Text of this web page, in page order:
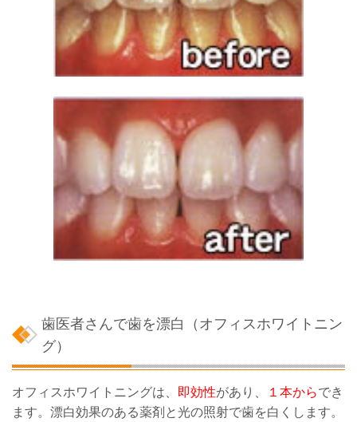
歯医者さんで歯を漂白（オフィスホワイトニン
グ）
オフィスホワイトニングは、 即効性があり、 １本からでき
ます。漂白効果のある薬剤と光の照射で歯を白くします。